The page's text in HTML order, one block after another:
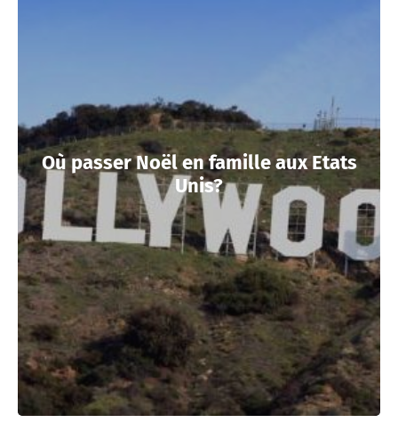
Où passer Noël en famille aux Etats
Unis?